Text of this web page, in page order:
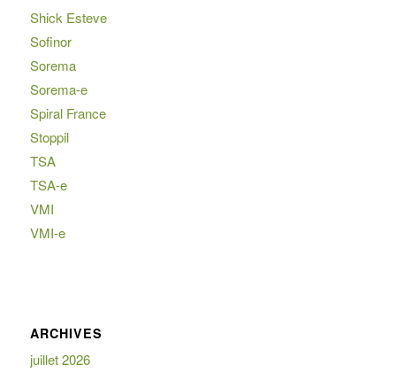
Shick Esteve
Sofinor
Sorema
Sorema-e
Spiral France
Stoppil
TSA
TSA-e
VMI
VMI-e
ARCHIVES
juillet 2026